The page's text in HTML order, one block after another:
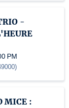
-
PM
)
MICE :